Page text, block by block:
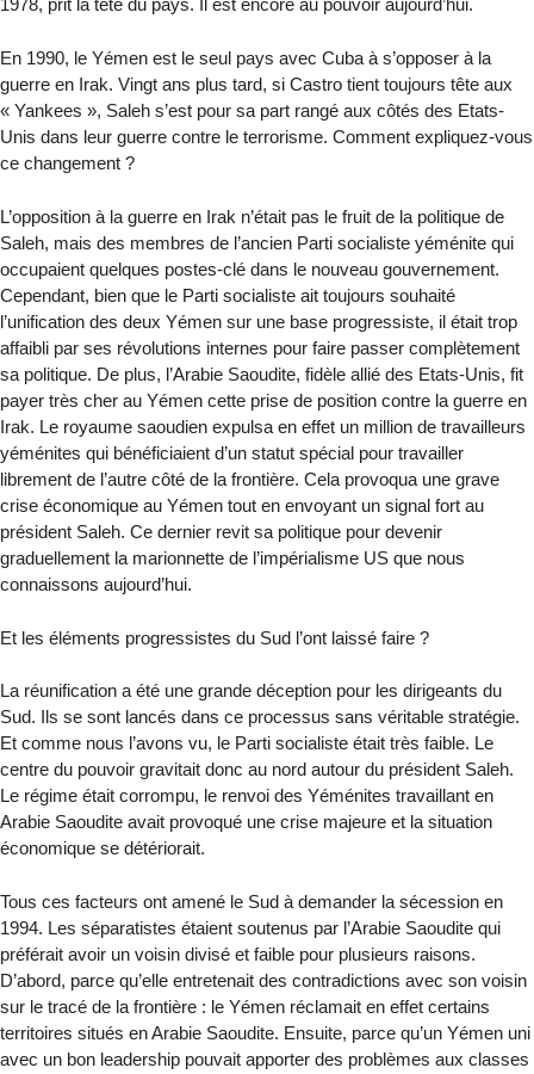
1978, prit la tête du pays. Il est encore au pouvoir aujourd’hui.
En 1990, le Yémen est le seul pays avec Cuba à s’opposer à la
guerre en Irak. Vingt ans plus tard, si Castro tient toujours tête aux
« Yankees », Saleh s’est pour sa part rangé aux côtés des Etats-
Unis dans leur guerre contre le terrorisme. Comment expliquez-vous
ce changement ?
L’opposition à la guerre en Irak n’était pas le fruit de la politique de
Saleh, mais des membres de l’ancien Parti socialiste yéménite qui
occupaient quelques postes-clé dans le nouveau gouvernement.
Cependant, bien que le Parti socialiste ait toujours souhaité
l’unification des deux Yémen sur une base progressiste, il était trop
affaibli par ses révolutions internes pour faire passer complètement
sa politique. De plus, l’Arabie Saoudite, fidèle allié des Etats-Unis, fit
payer très cher au Yémen cette prise de position contre la guerre en
Irak. Le royaume saoudien expulsa en effet un million de travailleurs
yéménites qui bénéficiaient d’un statut spécial pour travailler
librement de l’autre côté de la frontière. Cela provoqua une grave
crise économique au Yémen tout en envoyant un signal fort au
président Saleh. Ce dernier revit sa politique pour devenir
graduellement la marionnette de l’impérialisme US que nous
connaissons aujourd’hui.
Et les éléments progressistes du Sud l’ont laissé faire ?
La réunification a été une grande déception pour les dirigeants du
Sud. Ils se sont lancés dans ce processus sans véritable stratégie.
Et comme nous l’avons vu, le Parti socialiste était très faible. Le
centre du pouvoir gravitait donc au nord autour du président Saleh.
Le régime était corrompu, le renvoi des Yéménites travaillant en
Arabie Saoudite avait provoqué une crise majeure et la situation
économique se détériorait.
Tous ces facteurs ont amené le Sud à demander la sécession en
1994. Les séparatistes étaient soutenus par l’Arabie Saoudite qui
préférait avoir un voisin divisé et faible pour plusieurs raisons.
D’abord, parce qu’elle entretenait des contradictions avec son voisin
sur le tracé de la frontière : le Yémen réclamait en effet certains
territoires situés en Arabie Saoudite. Ensuite, parce qu’un Yémen uni
avec un bon leadership pouvait apporter des problèmes aux classes